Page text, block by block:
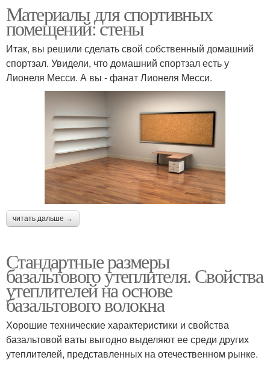
Материалы для спортивных
помещений: стены
Итак, вы решили сделать свой собственный домашний
спортзал. Увидели, что домашний спортзал есть у
Лионеля Месси. А вы - фанат Лионеля Месси.
читать дальше →
Стандартные размеры
базальтового утеплителя. Свойства
утеплителей на основе
базальтового волокна
Хорошие технические характеристики и свойства
базальтовой ваты выгодно выделяют ее среди других
утеплителей, представленных на отечественном рынке.